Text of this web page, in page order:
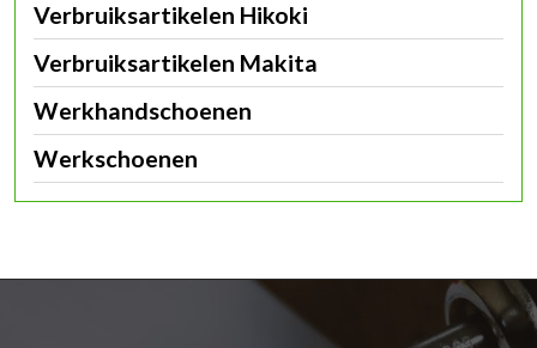
Verbruiksartikelen Hikoki
Verbruiksartikelen Makita
Werkhandschoenen
Werkschoenen